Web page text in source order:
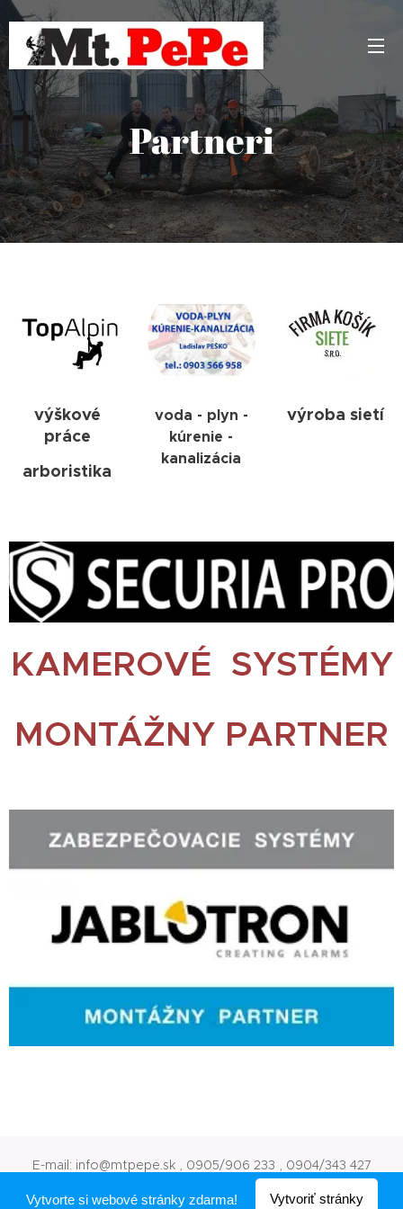
Partneri
výškové
práce
arboristika
voda - plyn -
kúrenie -
kanalizácia
výroba sietí
KAMEROVÉ SYSTÉMY
MONTÁŽNY PARTNER
E-mail: info@mtpepe.sk , 0905/906 233 , 0904/343 427
Vytvorené službouWebnode
Vytvorte si webové stránky zdarma! Vytvoriť stránky